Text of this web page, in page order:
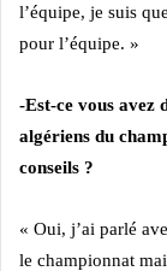
l’équipe, je suis
pour l’équipe. »
-Est-ce vous avez
algériens du
conseils ?
« Oui, j’ai parlé
le championnat